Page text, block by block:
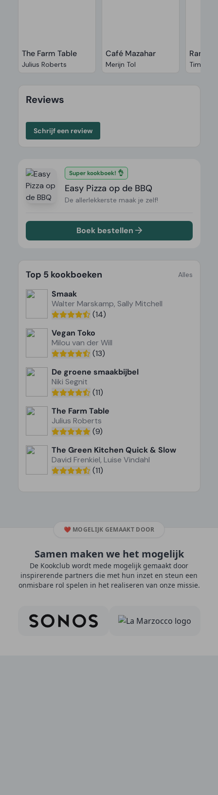
The Farm Table
Julius Roberts
Café Mazahar
Merijn Tol
Ramen
Tim
Reviews
Schrijf een review
Super kookboek! 👌
Easy Pizza op de BBQ
De allerlekkerste maak je zelf!
Boek bestellen
Top 5 kookboeken Alles
Smaak
Walter Marskamp, Sally Mitchell
(14)
Vegan Toko
Milou van der Will
(13)
De groene smaakbijbel
Niki Segnit
(11)
The Farm Table
Julius Roberts
(9)
The Green Kitchen Quick & Slow
David Frenkiel, Luise Vindahl
(11)
❤️ MOGELIJK GEMAAKT DOOR
Samen maken we het mogelijk
De Kookclub wordt mede mogelijk gemaakt door
inspirerende partners die met hun inzet en steun een
onmisbare rol spelen in het realiseren van onze missie.